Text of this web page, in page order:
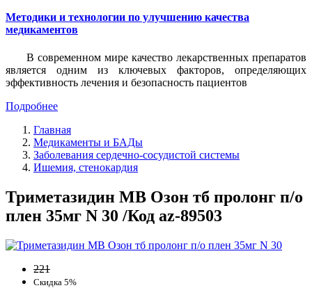
Методики и технологии по улучшению качества
медикаментов
В современном мире качество лекарственных препаратов
является одним из ключевых факторов, определяющих
эффективность лечения и безопасность пациентов
Подробнее
Главная
Медикаменты и БАДы
Заболевания сердечно-сосудистой системы
Ишемия, стенокардия
Триметазидин МВ Озон тб пролонг п/о
плен 35мг N 30 /Код az-89503
221
Скидка 5%